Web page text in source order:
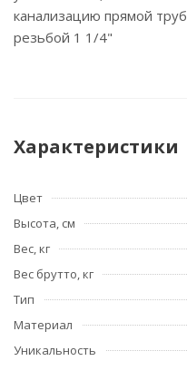
канализацию прямой
резьбой 1 1/4"
Характеристики
Цвет
Высота, см
Вес, кг
Вес брутто, кг
Тип
Материал
Уникальность